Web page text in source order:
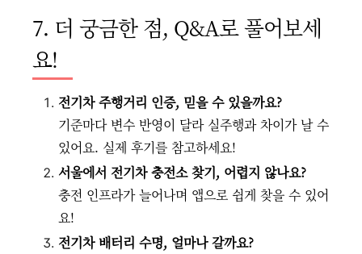
7. 더 궁금한 점, Q&A로 풀어보세
요!
전기차 주행거리 인증, 믿을 수 있을까요?
기준마다 변수 반영이 달라 실주행과 차이가 날 수
있어요. 실제 후기를 참고하세요!
서울에서 전기차 충전소 찾기, 어렵지 않나요?
충전 인프라가 늘어나며 앱으로 쉽게 찾을 수 있어
요!
전기차 배터리 수명, 얼마나 갈까요?